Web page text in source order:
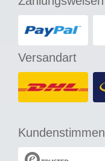
Versandart
Kundenstimmen